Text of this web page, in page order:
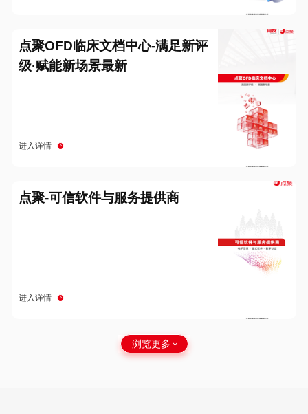
点聚OFD临床文档中心-满足新评
级·赋能新场景最新
进入详情
点聚-可信软件与服务提供商
进入详情
浏览更多